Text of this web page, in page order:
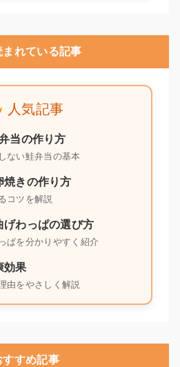
まれている記事
人気記事
当の作り方
ない鮭弁当の基本
きの作り方
コツを解説
わっぱの選び方
ぱを分かりやすく紹介
効果
由をやさしく解説
すすめ記事